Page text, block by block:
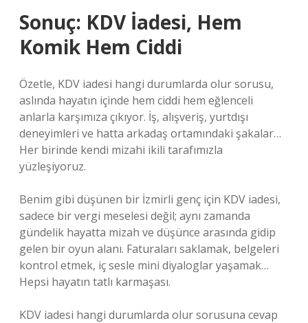
Sonuç: KDV İadesi, Hem
Komik Hem Ciddi
Özetle, KDV iadesi hangi durumlarda olur sorusu,
aslında hayatın içinde hem ciddi hem eğlenceli
anlarla karşımıza çıkıyor. İş, alışveriş, yurtdışı
deneyimleri ve hatta arkadaş ortamındaki şakalar…
Her birinde kendi mizahi ikili tarafımızla
yüzleşiyoruz.
Benim gibi düşünen bir İzmirli genç için KDV iadesi,
sadece bir vergi meselesi değil; aynı zamanda
gündelik hayatta mizah ve düşünce arasında gidip
gelen bir oyun alanı. Faturaları saklamak, belgeleri
kontrol etmek, iç sesle mini diyaloglar yaşamak…
Hepsi hayatın tatlı karmaşası.
KDV iadesi hangi durumlarda olur sorusuna cevap